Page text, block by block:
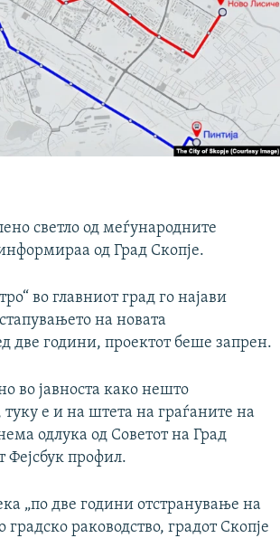
светло од меѓународните
од Град Скопје.
во главниот град го најави
на новата
две години, проектот беше запрен.
во јавноста како нешто
е и на штета на граѓаните на
одлука од Советот на Град
Фејсбук профил.
„по две години отстранување на
раководство, градот Скопје